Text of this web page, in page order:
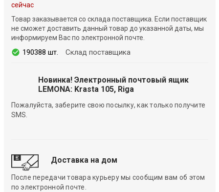
сейчас
Товар заказывается со склада поставщика. Если поставщик
не сможет доставить данный товар до указанной даты, мы
информируем Вас по электронной почте.
190388 шт. Склад поставщика
Новинка! Электронный почтовый ящик
LEMONA: Krasta 105, Riga
Пожалуйста, заберите свою посылку, как только получите
SMS.
Доставка на дом
После передачи товара курьеру мы сообщим вам об этом
по электронной почте.